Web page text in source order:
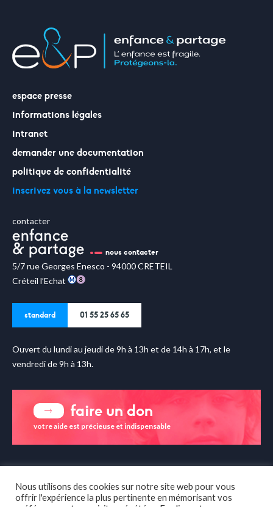
espace presse
informations légales
intranet
demander une documentation
politique de confidentialité
inscrivez vous à la newsletter
contacter
nous contacter
5/7 rue Georges Enesco - 94000 CRETEIL
Créteil l’Echat
standard 01 55 25 65 65
Ouvert du lundi au jeudi de 9h à 13h et de 14h à 17h, et le
vendredi de 9h à 13h.
faire un don
votre aide est précieuse et indispensable
réseaux sociaux
Nous utilisons des cookies sur notre site web pour vous
offrir l'expérience la plus pertinente en mémorisant vos